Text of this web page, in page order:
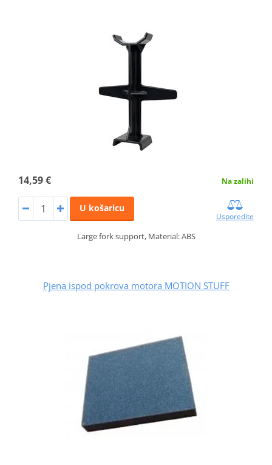
14,59 € Na zalihi
U košaricu
Usporedite
Large fork support, Material: ABS
Pjena ispod pokrova motora MOTION STUFF